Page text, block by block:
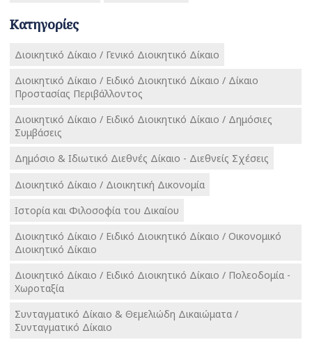
Κατηγορίες
Διοικητικό Δίκαιο / Γενικό Διοικητικό Δίκαιο
Διοικητικό Δίκαιο / Ειδικό Διοικητικό Δίκαιο / Δίκαιο
Προστασίας Περιβάλλοντος
Διοικητικό Δίκαιο / Ειδικό Διοικητικό Δίκαιο / Δημόσιες
Συμβάσεις
Δημόσιο & Ιδιωτικό Διεθνές Δίκαιο - Διεθνείς Σχέσεις
Διοικητικό Δίκαιο / Διοικητική Δικονομία
Ιστορία και Φιλοσοφία του Δικαίου
Διοικητικό Δίκαιο / Ειδικό Διοικητικό Δίκαιο / Οικονομικό
Διοικητικό Δίκαιο
Διοικητικό Δίκαιο / Ειδικό Διοικητικό Δίκαιο / Πολεοδομία -
Χωροταξία
Συνταγματικό Δίκαιο & Θεμελιώδη Δικαιώματα /
Συνταγματικό Δίκαιο